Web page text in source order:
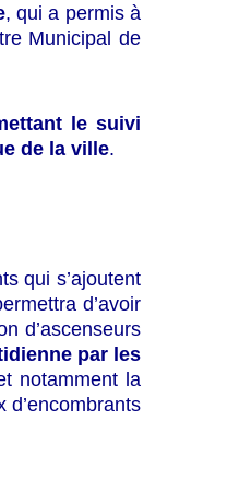
, qui a permis à
Municipal de
le suivi
de la ville.
qui s’ajoutent
d’avoir
d’ascenseurs
par les
notamment la